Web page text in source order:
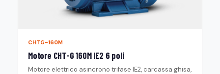
CHTG-160M
Motore CHT-G 160M IE2 6 poli
Motore elettrico asincrono trifase IE2, carcassa ghisa,